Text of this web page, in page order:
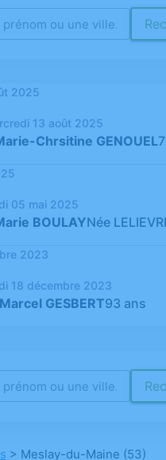
2025
13 août 2025
Chrsitine GENOUEL
05 mai 2025
BOULAYNée
2023
18 décembre 2023
GESBERT93 ans
> Meslay-du-Maine (53)